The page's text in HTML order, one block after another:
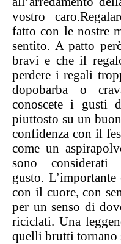
vostro caro.
fatto con le nostre
sentito. A patto
bravi e che il
perdere i regali
dopobarba o
conoscete i gusti
piuttosto su un
confidenza con il
come un
sono considerati
gusto.
con il cuore, con
per un senso di
riciclati. Una
quelli brutti tornano